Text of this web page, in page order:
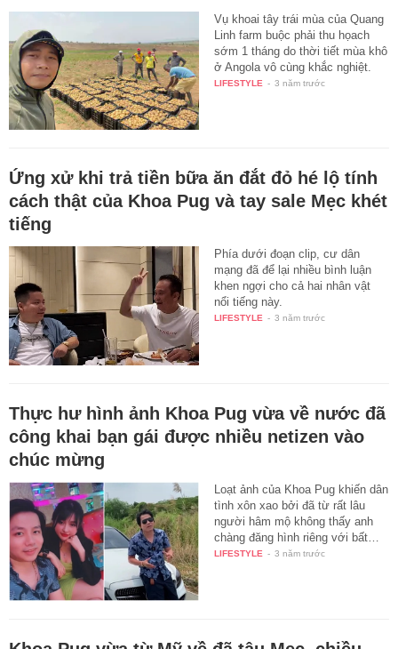
Vụ khoai tây trái mùa của Quang
Linh farm buộc phải thu họach
sớm 1 tháng do thời tiết mùa khô
ở Angola vô cùng khắc nghiệt.
LIFESTYLE - 3 năm trước
Ứng xử khi trả tiền bữa ăn đắt đỏ hé lộ tính
cách thật của Khoa Pug và tay sale Mẹc khét
tiếng
Phía dưới đoạn clip, cư dân
mạng đã để lại nhiều bình luận
khen ngợi cho cả hai nhân vật
nổi tiếng này.
LIFESTYLE - 3 năm trước
Thực hư hình ảnh Khoa Pug vừa về nước đã
công khai bạn gái được nhiều netizen vào
chúc mừng
Loạt ảnh của Khoa Pug khiến dân
tình xôn xao bởi đã từ rất lâu
người hâm mộ không thấy anh
chàng đăng hình riêng với bất…
LIFESTYLE - 3 năm trước